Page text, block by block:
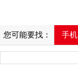
您可能要找： 手机